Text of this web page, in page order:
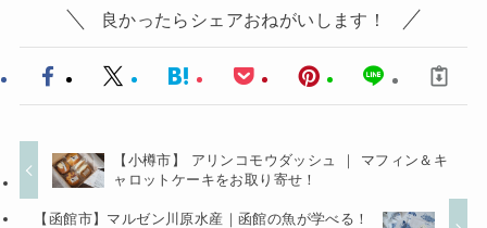
良かったらシェアおねがいします！
【小樽市】 アリンコモウダッシュ ｜ マフィン＆キ
ャロットケーキをお取り寄せ！
【函館市】マルゼン川原水産｜函館の魚が学べる！